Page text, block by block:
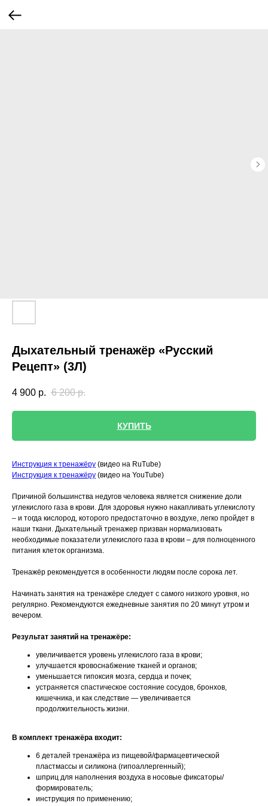
Дыхательный тренажёр «Русский
Рецепт» (3Л)
4 900 р. 6 200 р.
КУПИТЬ
Инструкция к тренажёру (видео на RuTube)
Инструкция к тренажёру (видео на YouTube)
Причиной большинства недугов человека является снижение доли
углекислого газа в крови. Для здоровья нужно накапливать углекислоту
– и тогда кислород, которого предостаточно в воздухе, легко пройдет в
наши ткани. Дыхательный тренажер призван нормализовать
необходимые показатели углекислого газа в крови – для полноценного
питания клеток организма.
Тренажёр рекомендуется в особенности людям после сорока лет.
Начинать занятия на тренажёре следует с самого низкого уровня, но
регулярно. Рекомендуются ежедневные занятия по 20 минут утром и
вечером.
Результат занятий на тренажёре:
увеличивается уровень углекислого газа в крови;
улучшается кровоснабжение тканей и органов;
уменьшается гипоксия мозга, сердца и почек;
устраняется спастическое состояние сосудов, бронхов,
кишечника, и как следствие — увеличивается
продолжительность жизни.
В комплект тренажёра входит:
6 деталей тренажёра из пищевой/фармацевтической
пластмассы и силикона (гипоаллергенный);
шприц для наполнения воздуха в носовые фиксаторы/
формирователь;
инструкция по применению;